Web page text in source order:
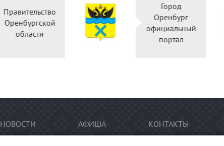
Правительство
Оренбургской
Оренбург
НОВОСТИ АФИША КОНТАКТЫ